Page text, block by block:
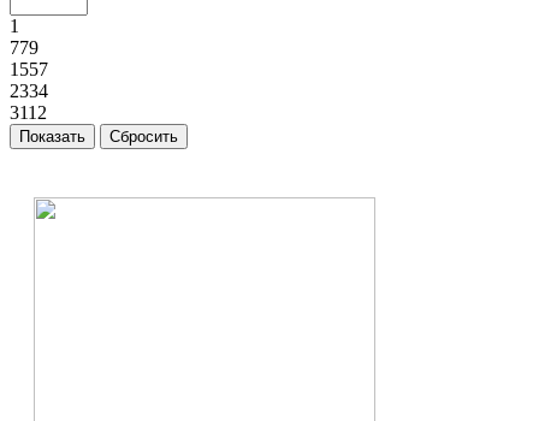
1
779
1557
2334
3112